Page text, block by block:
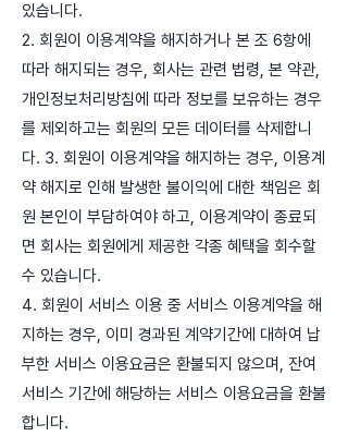
있습니다.
2. 회원이 이용계약을 해지하거나 본 조 6항에
따라 해지되는 경우, 회사는 관련 법령, 본 약관,
개인정보처리방침에 따라 정보를 보유하는 경우
를 제외하고는 회원의 모든 데이터를 삭제합니
다. 3. 회원이 이용계약을 해지하는 경우, 이용계
약 해지로 인해 발생한 불이익에 대한 책임은 회
원 본인이 부담하여야 하고, 이용계약이 종료되
면 회사는 회원에게 제공한 각종 혜택을 회수할
수 있습니다.
4. 회원이 서비스 이용 중 서비스 이용계약을 해
지하는 경우, 이미 경과된 계약기간에 대하여 납
부한 서비스 이용요금은 환불되지 않으며, 잔여
서비스 기간에 해당하는 서비스 이용요금을 환불
합니다.